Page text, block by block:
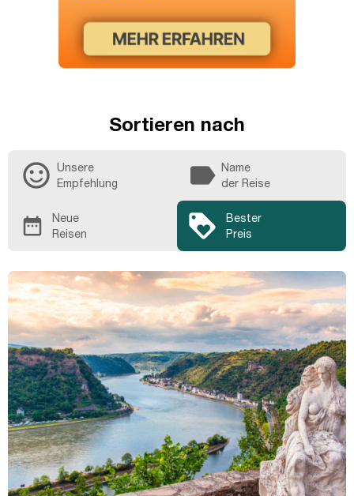
Sortieren nach
sentiment_satisfied_alt
Unsere
Empfehlung
label Name
der Reise
date_range
Neue
Reisen
loyalty
Bester
Preis